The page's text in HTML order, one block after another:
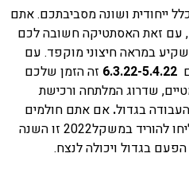
ייחודית ושונה מסביבתכם. אתם
עם זאת האסתטיקה חשובה לכם
במראה חיצוני מוקפד. עם
6.3.22-5.4.22 זה הזמן שלכם
שדרוג המלתחה ורכישת
בגדול. אם אתם חולמים
לעשות דיאטה בריאה ושגם תצליחו להוריד במשקל2022 זו השנה
בגדול ויכולה לנצח.